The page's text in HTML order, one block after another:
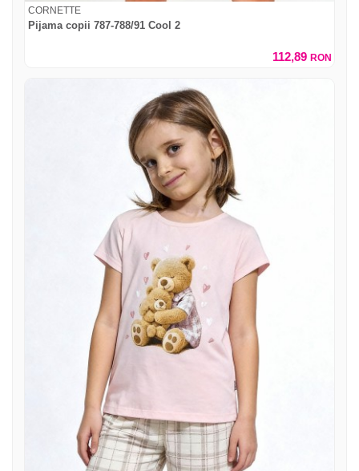
CORNETTE
Pijama copii 787-788/91 Cool 2
112,89 RON